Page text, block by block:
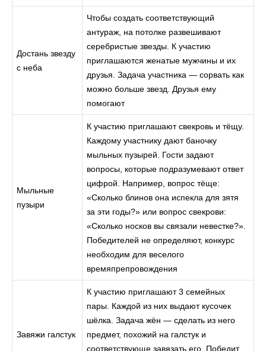
Достань звезду
с неба
Чтобы создать соответствующий
антураж, на потолке развешивают
серебристые звезды. К участию
приглашаются женатые мужчины и их
друзья. Задача участника — сорвать как
можно больше звезд. Друзья ему
помогают
Мыльные
пузыри
К участию приглашают свекровь и тёщу.
Каждому участнику дают баночку
мыльных пузырей. Гости задают
вопросы, которые подразумевают ответ
цифрой. Например, вопрос тёще:
«Сколько блинов она испекла для зятя
за эти годы?» или вопрос свекрови:
«Сколько носков вы связали невестке?».
Победителей не определяют, конкурс
необходим для веселого
времяпрепровождения
Завяжи галстук
К участию приглашают 3 семейных
пары. Каждой из них выдают кусочек
шёлка. Задача жён — сделать из него
предмет, похожий на галстук и
соответствующе завязать его. Победит